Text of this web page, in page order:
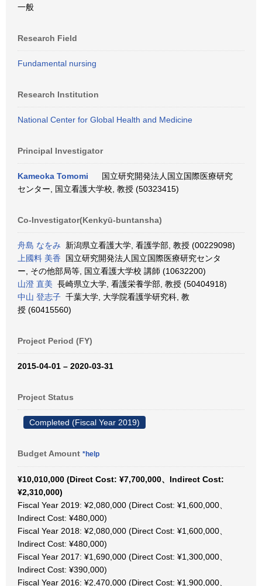
一般
Research Field
Fundamental nursing
Research Institution
National Center for Global Health and Medicine
Principal Investigator
Kameoka Tomomi
国立研究開発法人国立国際医療研究
センター, 国立看護大学校, 教授 (50323415)
Co-Investigator(Kenkyū-buntansha)
舟島 なをみ 新潟県立看護大学, 看護学部, 教授 (00229098)
上國料 美香 国立研究開発法人国立国際医療研究センタ
ー, その他部局等, 国立看護大学校 講師 (10632200)
山澄 直美 長崎県立大学, 看護栄養学部, 教授 (50404918)
中山 登志子 千葉大学, 大学院看護学研究科, 教
授 (60415560)
Project Period (FY)
2015-04-01 – 2020-03-31
Project Status
Completed (Fiscal Year 2019)
Budget Amount *help
¥10,010,000 (Direct Cost: ¥7,700,000、Indirect Cost:
¥2,310,000)
Fiscal Year 2019: ¥2,080,000 (Direct Cost: ¥1,600,000、
Indirect Cost: ¥480,000)
Fiscal Year 2018: ¥2,080,000 (Direct Cost: ¥1,600,000、
Indirect Cost: ¥480,000)
Fiscal Year 2017: ¥1,690,000 (Direct Cost: ¥1,300,000、
Indirect Cost: ¥390,000)
Fiscal Year 2016: ¥2,470,000 (Direct Cost: ¥1,900,000、